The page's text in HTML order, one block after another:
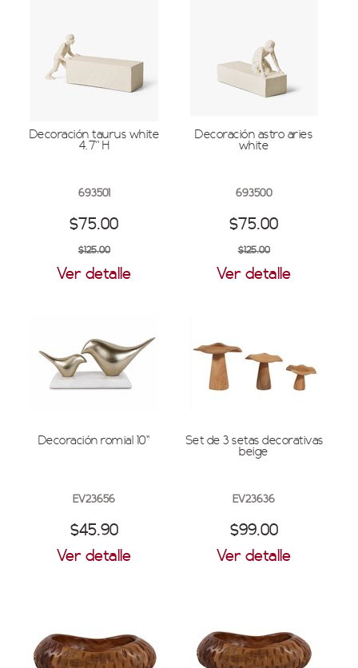
Decoración taurus white
4.7'' H
693501
$75.00
$125.00
Ver detalle
Decoración astro aries
white
693500
$75.00
$125.00
Ver detalle
Decoración romial 10''
EV23656
$45.90
Ver detalle
Set de 3 setas decorativas
beige
EV23636
$99.00
Ver detalle